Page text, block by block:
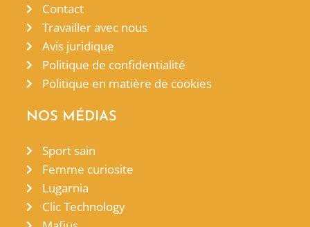
Contact
Travailler avec nous
Avis juridique
Politique de confidentialité
Politique en matière de cookies
NOS MÉDIAS
Sport sain
Femme curiosite
Lugarnia
Clic Technology